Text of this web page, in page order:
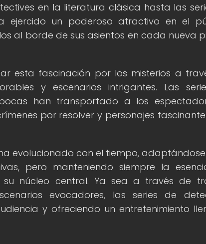
en la literatura clásica hasta las
ejercido un poderoso atractivo en el
al borde de sus asientos en cada nueva
esta fascinación por los misterios a
y escenarios intrigantes. Las
han transportado a los
por resolver y personajes
evolucionado con el tiempo,
pero manteniendo siempre la
núcleo central. Ya sea a través de
evocadores, las series de
y ofreciendo un entretenimiento